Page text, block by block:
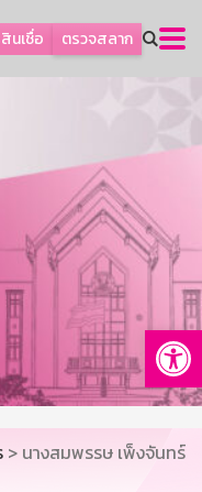
นเชื่อ ตรวจสลาก
> นางสมพรรษ เพ็งจันทร์